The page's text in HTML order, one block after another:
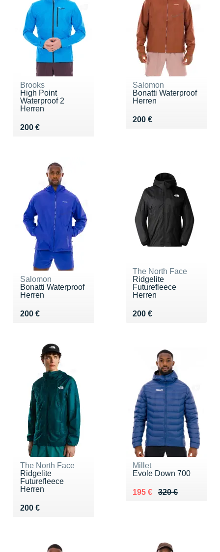
Brooks
High Point
Waterproof 2
Herren
200 €
Vendu 200 €
Salomon
Bonatti Waterproof
Herren
200 €
Vendu 200 €
Salomon
Bonatti Waterproof
Herren
200 €
Vendu 200 €
The North Face
Ridgelite
Futurefleece
Herren
200 €
Vendu 200 €
The North Face
Ridgelite
Futurefleece
Herren
200 €
Vendu 200 €
Millet
Evole Down 700
320 €
Au lieu de 320 €
195 €
Vendu 195 €